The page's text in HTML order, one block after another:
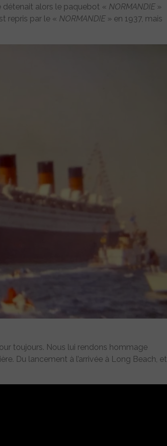
détenait alors le paquebot « NORMANDIE»
repris par le « NORMANDIE» en 1937, mais
toujours. Nous lui rendons hommage
Du lancement à l’arrivée à Long Beach, et